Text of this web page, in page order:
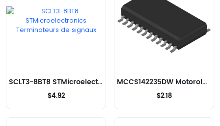
SCLT3-8BT8 STMicroelectronics Terminateurs de signaux
$4.92
MCCS142235DW Motorola Terminateurs de signaux
$2.18